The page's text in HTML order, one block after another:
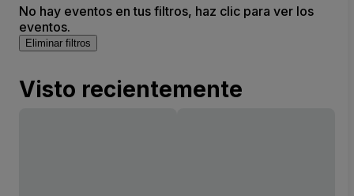
No hay eventos en tus filtros, haz clic para ver los
eventos.
Eliminar filtros
Visto recientemente